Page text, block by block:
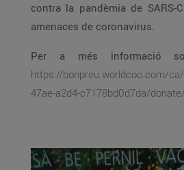
contra la pandèmia de SARS-
amenaces de coronavirus.
Per a més informació
https://bonpreu.worldcoo.com/
47ae-a2d4-c7178bd0d7da/donate/